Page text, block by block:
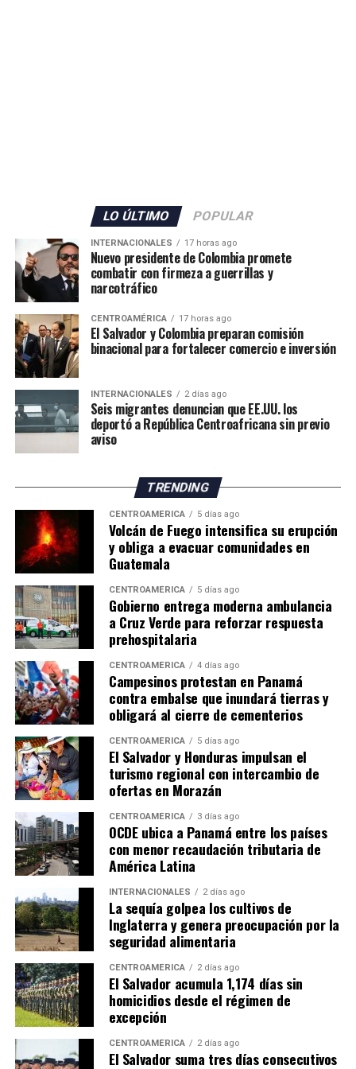
LO ÚLTIMO POPULAR
INTERNACIONALES 17 horas ago
Nuevo presidente de Colombia promete
combatir con firmeza a guerrillas y
narcotráfico
CENTROAMÉRICA 17 horas ago
El Salvador y Colombia preparan comisión
binacional para fortalecer comercio e inversión
INTERNACIONALES 2 días ago
Seis migrantes denuncian que EE.UU. los
deportó a República Centroafricana sin previo
aviso
TRENDING
CENTROAMÉRICA 5 días ago
Volcán de Fuego intensifica su erupción
y obliga a evacuar comunidades en
Guatemala
CENTROAMÉRICA 5 días ago
Gobierno entrega moderna ambulancia
a Cruz Verde para reforzar respuesta
prehospitalaria
CENTROAMÉRICA 4 días ago
Campesinos protestan en Panamá
contra embalse que inundará tierras y
obligará al cierre de cementerios
CENTROAMÉRICA 5 días ago
El Salvador y Honduras impulsan el
turismo regional con intercambio de
ofertas en Morazán
CENTROAMÉRICA 3 días ago
OCDE ubica a Panamá entre los países
con menor recaudación tributaria de
América Latina
INTERNACIONALES 2 días ago
La sequía golpea los cultivos de
Inglaterra y genera preocupación por la
seguridad alimentaria
CENTROAMÉRICA 2 días ago
El Salvador acumula 1,174 días sin
homicidios desde el régimen de
excepción
CENTROAMÉRICA 2 días ago
El Salvador suma tres días consecutivos